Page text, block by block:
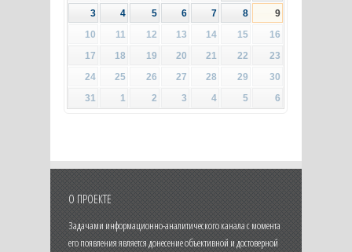
3
4 5 6 7 8
9
10
11 12 13 14 15
16
17
18 19 20 21 22
23
24
25 26 27 28 29
30
31
1 2 3 4 5 6
О ПРОЕКТЕ
Задачами информационно-аналитического канала с момента
его появления является донесение объективной и достоверной